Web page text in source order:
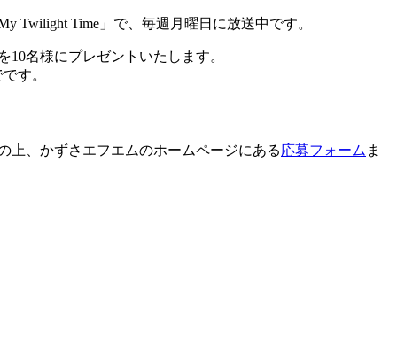
Twilight Time」で、毎週月曜日に放送中です。
名様にプレゼントいたします。
す。
、かずさエフエムのホームページにある応募フォーム ま